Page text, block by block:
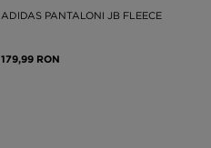
ADIDAS PANTALONI JB FLEECE
179,99 RON